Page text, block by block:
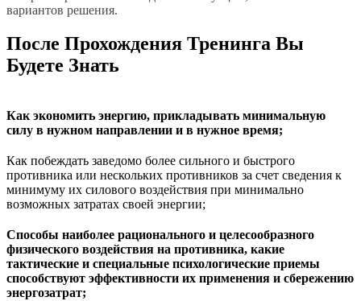
вариантов решения.
После Прохождения Тренинга Вы
Будете Знать
Как экономить энергию, прикладывать минимальную
силу в нужном направлении и в нужное время;
Как побеждать заведомо более сильного и быстрого
противника или нескольких противников за счет сведения к
минимуму их силового воздействия при минимально
возможных затратах своей энергии;
Способы наиболее рационального и целесообразного
физического воздействия на противника, какие
тактические и специальные психологические приемы
способствуют эффективности их применения и сбережению
энергозатрат;